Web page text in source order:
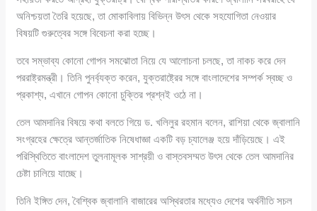
অনিশ্চয়তা তৈরি হয়েছে, তা মোকাবিলায় বিভিন্ন উৎস থেকে সহযোগিতা নেওয়ার
বিষয়টি গুরুত্বের সঙ্গে বিবেচনা করা হচ্ছে।
তবে সম্ভাব্য কোনো গোপন সমঝোতা নিয়ে যে আলোচনা চলছে, তা নাকচ করে দেন
পররাষ্ট্রমন্ত্রী। তিনি পুনর্ব্যক্ত করেন, যুক্তরাষ্ট্রের সঙ্গে বাংলাদেশের সম্পর্ক স্বচ্ছ ও
প্রকাশ্য, এখানে গোপন কোনো চুক্তির প্রশ্নই ওঠে না।
তেল আমদানির বিষয়ে কথা বলতে গিয়ে ড. খলিলুর রহমান বলেন, রাশিয়া থেকে জ্বালানি
সংগ্রহের ক্ষেত্রে আন্তর্জাতিক নিষেধাজ্ঞা একটি বড় চ্যালেঞ্জ হয়ে দাঁড়িয়েছে। এই
পরিস্থিতিতে বাংলাদেশ তুলনামূলক সাশ্রয়ী ও বাস্তবসম্মত উৎস থেকে তেল আমদানির
চেষ্টা চালিয়ে যাচ্ছে।
তিনি ইঙ্গিত দেন, বৈশ্বিক জ্বালানি বাজারের অস্থিরতার মধ্যেও দেশের অর্থনীতি সচল